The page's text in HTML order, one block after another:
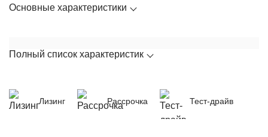
Основные характеристики
Полный список характеристик
Лизинг Рассрочка Тест-драйв